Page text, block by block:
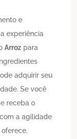
e
experiência
Arroz para
adquirir seu
Se você
receba o
a agilidade